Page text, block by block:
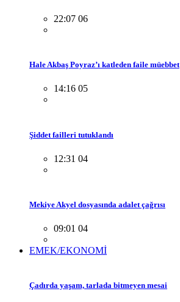
22:07 06
Hale Akbaş Poyraz’ı katleden faile müebbet
14:16 05
Şiddet failleri tutuklandı
12:31 04
Mekiye Akyel dosyasında adalet çağrısı
09:01 04
EMEK/EKONOMİ
Çadırda yaşam, tarlada bitmeyen mesai